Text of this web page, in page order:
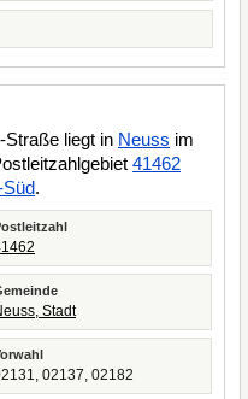
liegt in Neuss im
41462
Süd.
Stadt
02137, 02182